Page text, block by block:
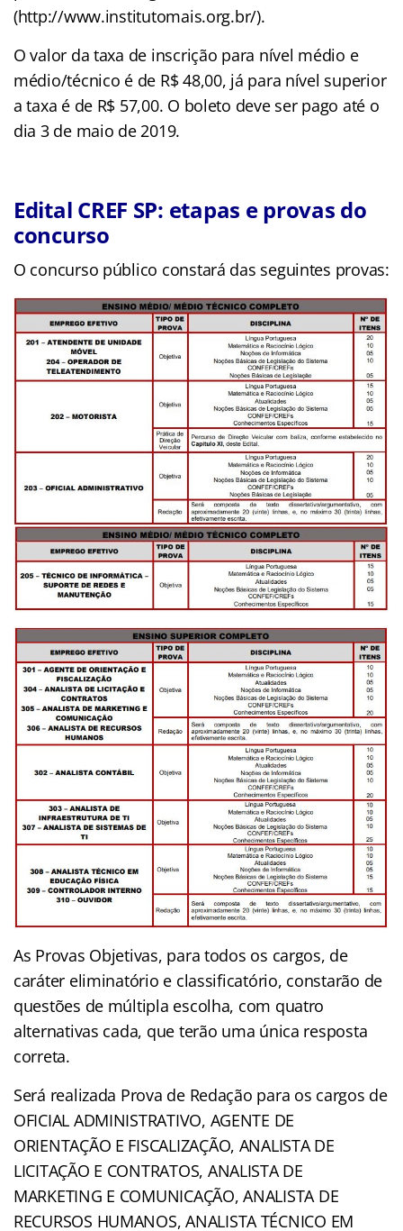
(http://www.institutomais.org.br/).
O valor da taxa de inscrição para nível médio e
médio/técnico é de R$ 48,00, já para nível superior
a taxa é de R$ 57,00. O boleto deve ser pago até o
dia 3 de maio de 2019.
Edital CREF SP: etapas e provas do
concurso
O concurso público constará das seguintes provas:
As Provas Objetivas, para todos os cargos, de
caráter eliminatório e classificatório, constarão de
questões de múltipla escolha, com quatro
alternativas cada, que terão uma única resposta
correta.
Será realizada Prova de Redação para os cargos de
OFICIAL ADMINISTRATIVO, AGENTE DE
ORIENTAÇÃO E FISCALIZAÇÃO, ANALISTA DE
LICITAÇÃO E CONTRATOS, ANALISTA DE
MARKETING E COMUNICAÇÃO, ANALISTA DE
RECURSOS HUMANOS, ANALISTA TÉCNICO EM